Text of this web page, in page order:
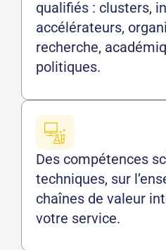
qualifiés : clusters,
accélérateurs,
recherche,
politiques.
Des compétences
techniques, sur
chaînes de valeur
votre service.